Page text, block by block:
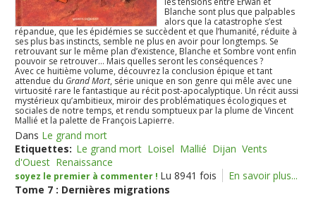
Blanche sont plus que palpables
alors que la catastrophe s’est
répandue, que les épidémies se succèdent et que l’humanité, réduite à
ses plus bas instincts, semble ne plus en avoir pour longtemps. Se
retrouvant sur le même plan d’existence, Blanche et Sombre vont enfin
pouvoir se retrouver… Mais quelles seront les conséquences ?
Avec ce huitième volume, découvrez la conclusion épique et tant
attendue du Grand Mort, série unique en son genre qui mêle avec une
virtuosité rare le fantastique au récit post-apocalyptique. Un récit aussi
mystérieux qu’ambitieux, miroir des problématiques écologiques et
sociales de notre temps, et rendu somptueux par la plume de Vincent
Mallié et la palette de François Lapierre.
Dans Le grand mort
Etiquettes: Le grand mort Loisel Mallié Dijan Vents
d'Ouest Renaissance
soyez le premier à commenter ! Lu 8941 fois
En savoir plus...
Tome 7 : Dernières migrations